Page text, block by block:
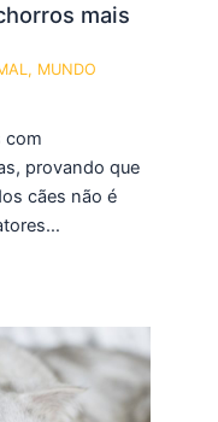
mais
, MUNDO
com
provando que
cães não é